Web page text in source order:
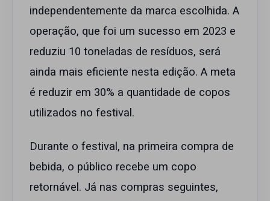
independentemente da marca escolhida. A
operação, que foi um sucesso em 2023 e
reduziu 10 toneladas de resíduos, será
ainda mais eficiente nesta edição. A meta
é reduzir em 30% a quantidade de copos
utilizados no festival.
Durante o festival, na primeira compra de
bebida, o público recebe um copo
retornável. Já nas compras seguintes,